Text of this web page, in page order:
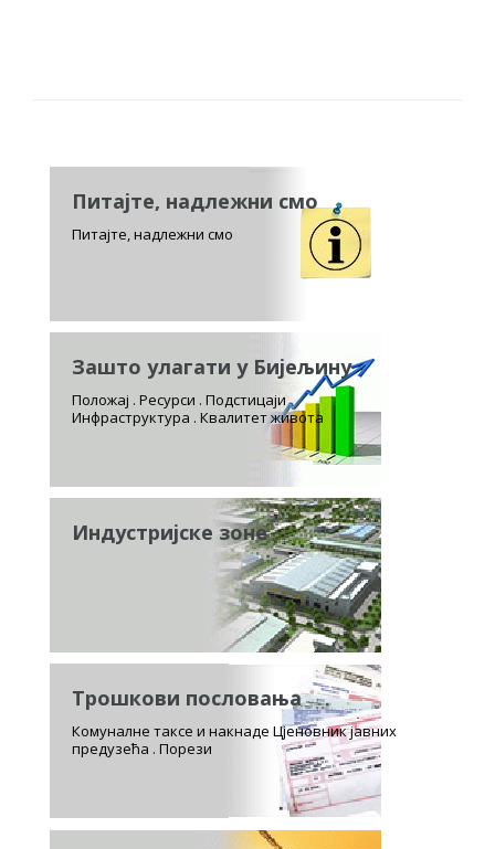
Питајте, надлежни смо
Питајте, надлежни смо
Зашто улагати у Бијељину
Положај . Ресурси . Подстицаји
Инфраструктура . Квалитет живота
Индустријске зоне
Трошкови пословања
Комуналне таксе и накнаде Цјеновник јавних
предузећа . Порези